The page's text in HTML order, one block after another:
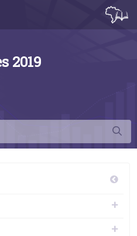
grande área do
2019